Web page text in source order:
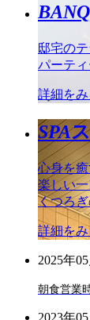
邸宅の
パーテ
詳細をみ
SPA
心身を
楽しい
くつろ
詳細を
2025年
朝食営業
2023年